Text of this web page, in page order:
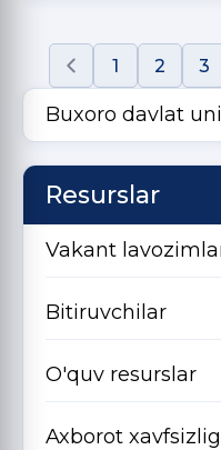
1 2 3
Buxoro davlat
Resurslar
Vakant
Bitiruvchilar
O'quv resurslar
Axborot